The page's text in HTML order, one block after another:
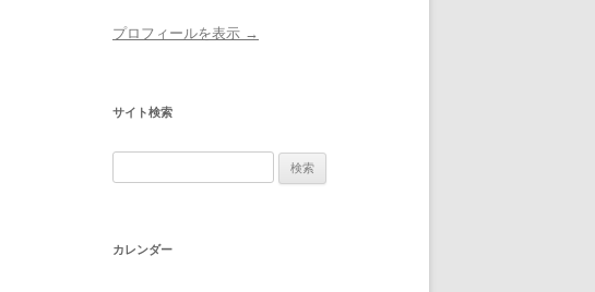
プロフィールを表示 →
サイト検索
カレンダー